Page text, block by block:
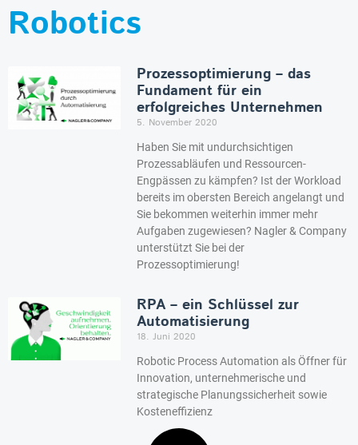
Robotics
Prozessoptimierung – das
Fundament für ein
erfolgreiches Unternehmen
5. November 2020
Haben Sie mit undurchsichtigen
Prozessabläufen und Ressourcen-
Engpässen zu kämpfen? Ist der Workload
bereits im obersten Bereich angelangt und
Sie bekommen weiterhin immer mehr
Aufgaben zugewiesen? Nagler & Company
unterstützt Sie bei der
Prozessoptimierung!
RPA – ein Schlüssel zur
Automatisierung
18. Juni 2020
Robotic Process Automation als Öffner für
Innovation, unternehmerische und
strategische Planungssicherheit sowie
Kosteneffizienz